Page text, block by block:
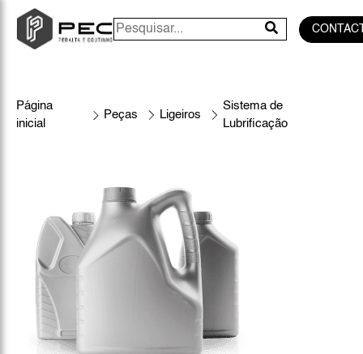
Página
inicial
Peças Ligeiros
Sistema de
Lubrificação